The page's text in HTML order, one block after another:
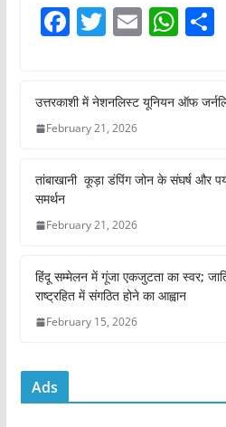
F
e
b
o
o
k
T
er
E
l
W
s
p
p
S
उत्तरकाशी में नेशनलिस्ट यूनियन ऑफ
February 21, 2026
तांबाखानी कूड़ा डंपिंग जोन के संघर्ष और
समर्थन
February 21, 2026
हिंदू सम्मेलन में गूंजा एकजुटता का स्वर;
राष्ट्रहित में संगठित होने का आह्वान
February 15, 2026
Ads